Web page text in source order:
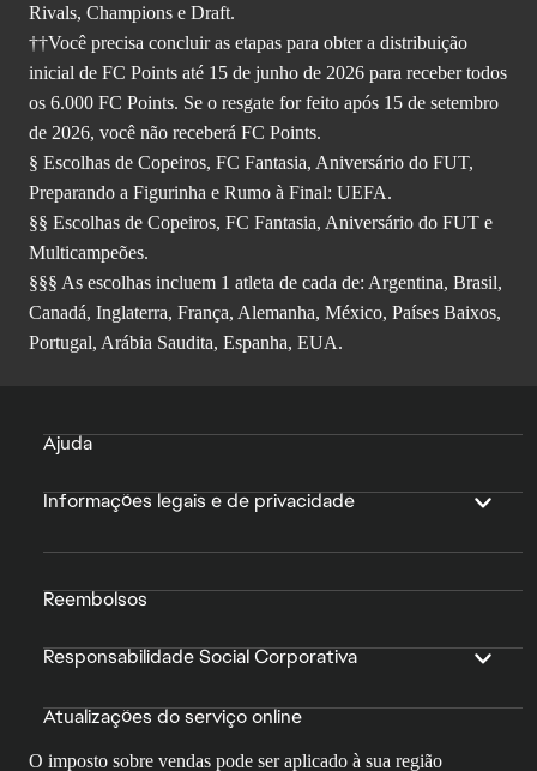
Rivals, Champions e Draft.
††Você precisa concluir as etapas para obter a distribuição
inicial de FC Points até 15 de junho de 2026 para receber todos
os 6.000 FC Points. Se o resgate for feito após 15 de setembro
de 2026, você não receberá FC Points.
§ Escolhas de Copeiros, FC Fantasia, Aniversário do FUT,
Preparando a Figurinha e Rumo à Final: UEFA.
§§ Escolhas de Copeiros, FC Fantasia, Aniversário do FUT e
Multicampeões.
§§§ As escolhas incluem 1 atleta de cada de: Argentina, Brasil,
Canadá, Inglaterra, França, Alemanha, México, Países Baixos,
Portugal, Arábia Saudita, Espanha, EUA.
Ajuda
Informações legais e de privacidade
Reembolsos
Responsabilidade Social Corporativa
Atualizações do serviço online
O imposto sobre vendas pode ser aplicado à sua região